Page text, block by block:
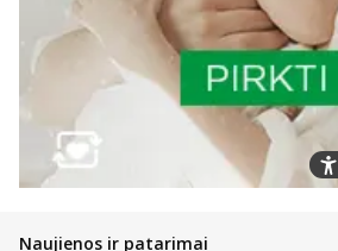
Naujienos ir patarimai